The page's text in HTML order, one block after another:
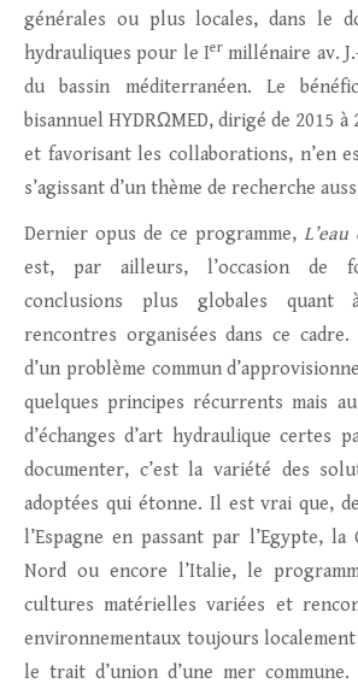
générales ou plus locales, dans le
hydrauliques pour le Ier millénaire av.
du bassin méditerranéen. Le
bisannuel HYDRΩMED, dirigé de 2015 à
et favorisant les collaborations, n’en
s’agissant d’un thème de recherche
Dernier opus de ce programme,
est, par ailleurs, l’occasion de
conclusions plus globales quant
rencontres organisées dans ce cadre.
d’un problème commun
quelques principes récurrents mais
d’échanges d’art hydraulique certes
documenter, c’est la variété des
adoptées qui étonne. Il est vrai que,
l’Espagne en passant par l’Egypte, la
Nord ou encore l’Italie, le
cultures matérielles variées et
environnementaux toujours
le trait d’union d’une mer commune.